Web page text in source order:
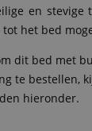
en stevige
het bed
dit bed met
te bestellen,
hieronder.